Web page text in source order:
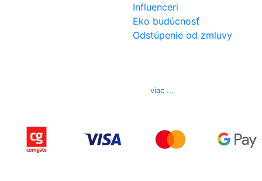
Influenceri
Eko budúcnosť
Odstúpenie od zmluvy
viac ...